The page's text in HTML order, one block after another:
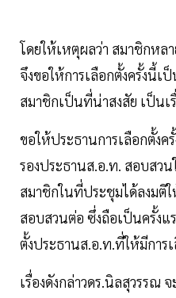
โดยให้เหตุผลว่า สมาชิกหล
จึงขอให้การเลือกตั้งครั้งนี้เ
สมาชิกเป็นที่น่าสงสัย เป็นเ
ขอให้ประธานการเลือกตั้งค
รองประธานส.อ.ท. สอบสวน
สมาชิกในที่ประชุมได้ลงมติ
สอบสวนต่อ ซึ่งถือเป็นครั้งแ
ตั้งประธานส.อ.ท.ที่ให้มีการ
เรื่องดังกล่าวดร.นิลสุวรรณ